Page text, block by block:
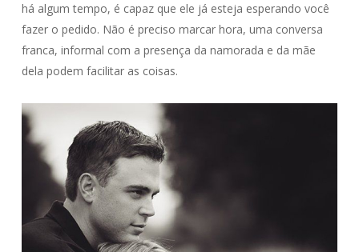
há algum tempo, é capaz que ele já esteja esperando você
fazer o pedido. Não é preciso marcar hora, uma conversa
franca, informal com a presença da namorada e da mãe
dela podem facilitar as coisas.